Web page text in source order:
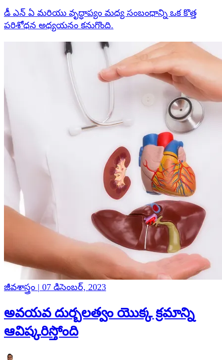
డీ ఎన్ ఏ మరియు వృద్ధాప్యం మధ్య సంబంధాన్ని ఒక కొత్త
పరిశోధన అధ్యయనం కనుగొంది.
జీవశాస్త్రం | 07 డిసెంబర్, 2023
అవయవ దుర్బలత్వం యొక్క క్రమాన్ని
ఆవిష్కరిస్తోంది